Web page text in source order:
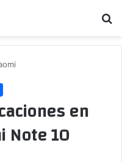
en
Note 10